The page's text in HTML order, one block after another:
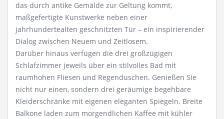
das durch antike Gemälde zur Geltung kommt,
maßgefertigte Kunstwerke neben einer
jahrhundertealten geschnitzten Tür – ein inspirierender
Dialog zwischen Neuem und Zeitlosem.
Darüber hinaus verfügen die drei großzügigen
Schlafzimmer jeweils über ein stilvolles Bad mit
raumhohen Fliesen und Regenduschen. Genießen Sie
nicht nur einen, sondern drei geräumige begehbare
Kleiderschränke mit eigenen eleganten Spiegeln. Breite
Balkone laden zum morgendlichen Kaffee mit kühler